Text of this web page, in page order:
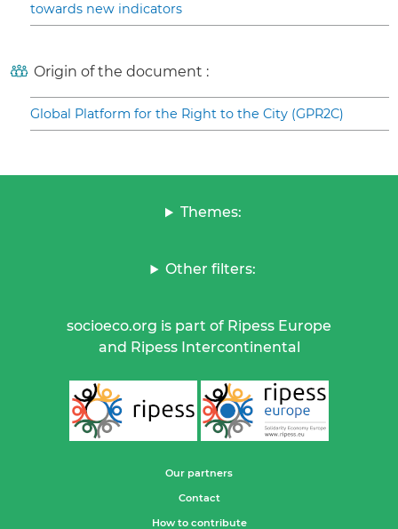
towards new indicators
Origin of the document :
Global Platform for the Right to the City (GPR2C)
Themes:
Other filters:
socioeco.org is part of Ripess Europe
and Ripess Intercontinental
Our partners
Contact
How to contribute